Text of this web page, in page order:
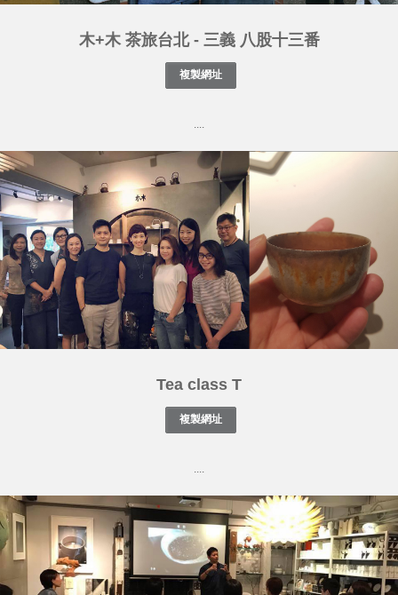
木+木 茶旅台北 - 三義 八股十三番
Tea class T